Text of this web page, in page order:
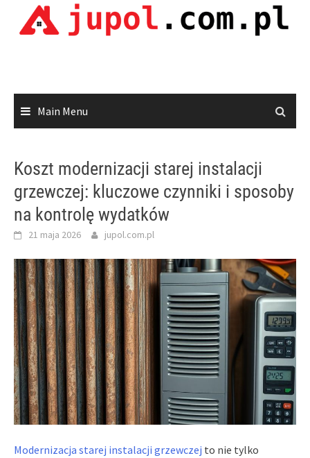
Main Menu
Koszt modernizacji starej instalacji
grzewczej: kluczowe czynniki i sposoby
na kontrolę wydatków
21 maja 2026 jupol.com.pl
Modernizacja starej instalacji grzewczej to nie tylko